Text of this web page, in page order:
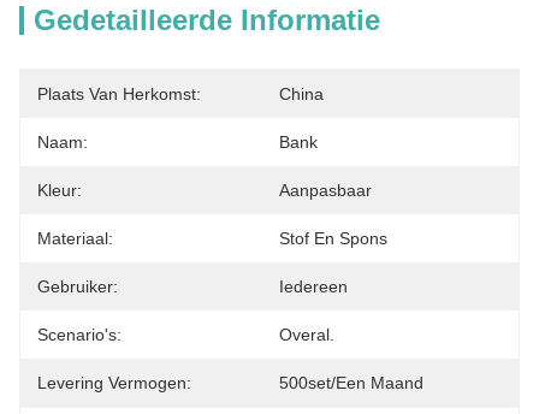
Gedetailleerde Informatie
Plaats Van Herkomst: China
Naam: Bank
Kleur: Aanpasbaar
Materiaal: Stof En Spons
Gebruiker: Iedereen
Scenario's: Overal.
Levering Vermogen: 500set/een Maand